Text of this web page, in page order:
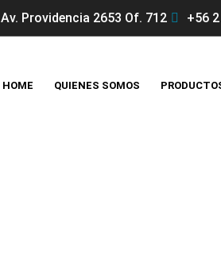
Av. Providencia 2653 Of. 712 +56
HOME QUIENES SOMOS